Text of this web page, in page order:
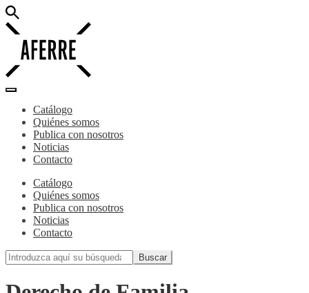
Catálogo
Quiénes somos
Publica con nosotros
Noticias
Contacto
Catálogo
Quiénes somos
Publica con nosotros
Noticias
Contacto